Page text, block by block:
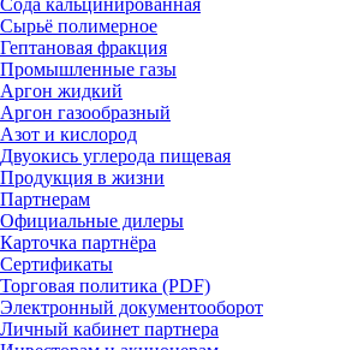
Сырьё полимерное
Гептановая фракция
Промышленные газы
Аргон жидкий
Аргон газообразный
Азот и кислород
Двуокись углерода пищевая
Продукция в жизни
Партнерам
Официальные дилеры
Карточка партнёра
Сертификаты
Торговая политика (PDF)
Электронный документооборот
Личный кабинет партнера